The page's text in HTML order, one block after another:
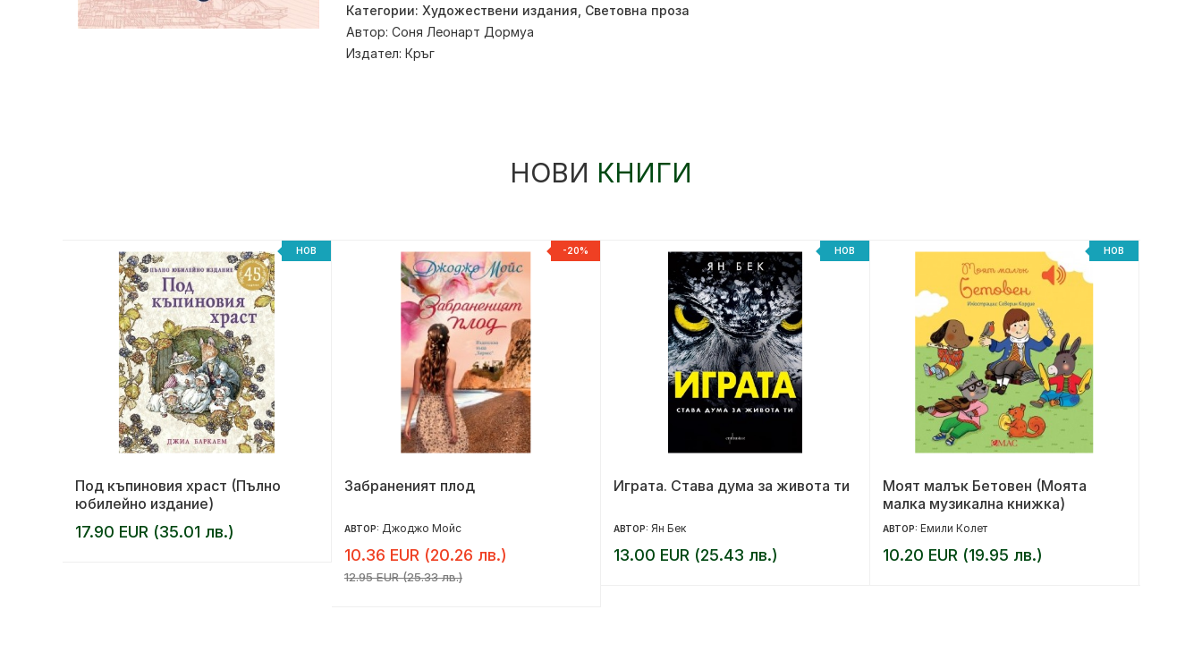
Категории: Художествени издания, Световна проза
Автор: Соня Леонарт Дормуа
Издател: Кръг
НОВИ КНИГИ
НОВ
Под къпиновия храст (Пълно
юбилейно издание)
17.90 EUR (35.01 лв.)
-20%
Забраненият плод
АВТОР: Джоджо Мойс
10.36 EUR (20.26 лв.)
12.95 EUR (25.33 лв.)
НОВ
Играта. Става дума за живота ти
АВТОР: Ян Бек
13.00 EUR (25.43 лв.)
НОВ
Моят малък Бетовен (Моята
малка музикална книжка)
АВТОР: Емили Колет
10.20 EUR (19.95 лв.)